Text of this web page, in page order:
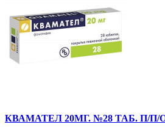
КВАМАТЕЛ 20МГ. №28 ТАБ. П/П/